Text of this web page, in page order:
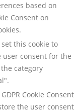
based on
Consent on
set this cookie to
user consent for the
category
Cookie Consent
the user consent